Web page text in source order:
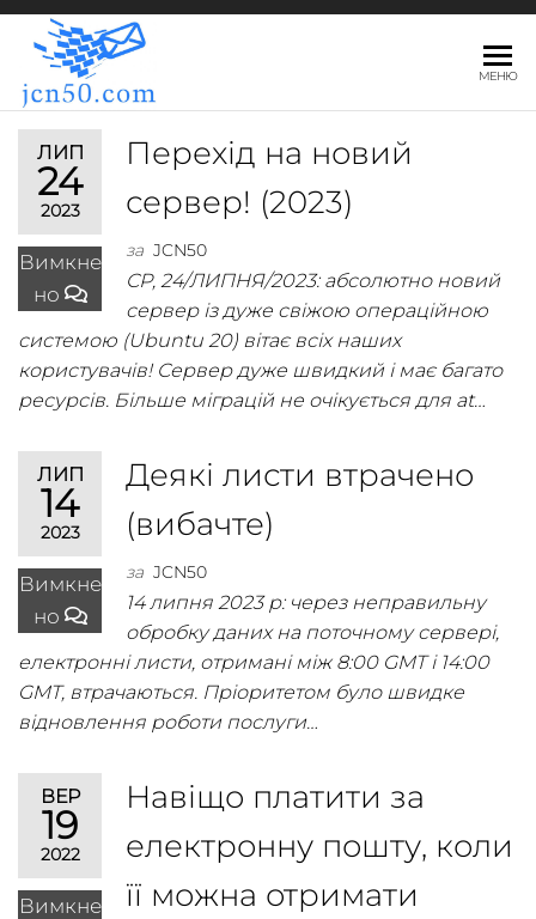
МЕНЮ
ЛИП
24
2023
Вимкне
но
Перехід на новий
сервер! (2023)
за JCN50
СР, 24/ЛИПНЯ/2023: абсолютно новий
сервер із дуже свіжою операційною
системою (Ubuntu 20) вітає всіх наших
користувачів! Сервер дуже швидкий і має багато
ресурсів. Більше міграцій не очікується для at…
ЛИП
14
2023
Вимкне
но
Деякі листи втрачено
(вибачте)
за JCN50
14 липня 2023 р: через неправильну
обробку даних на поточному сервері,
електронні листи, отримані між 8:00 GMT і 14:00
GMT, втрачаються. Пріоритетом було швидке
відновлення роботи послуги…
ВЕР
19
2022
Вимкне
Навіщо платити за
електронну пошту, коли
її можна отримати